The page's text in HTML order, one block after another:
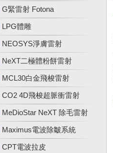
G緊雷射 Fotona
LPG體雕
NEOSYS淨膚雷射
NeXT二極體粉餅雷射
MCL30白金飛梭雷射
CO2 4D飛梭超脈衝雷射
MeDioStar NeXT 除毛雷射
Maximus電波除皺系統
CPT電波拉皮